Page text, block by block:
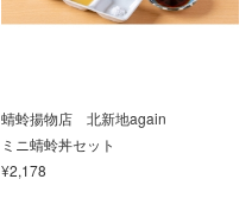
蜻蛉揚物店 北新地again
ミニ蜻蛉丼セット
¥2,178